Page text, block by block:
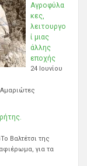
Αγροφύλα
κες,
λειτουργο
ί μιας
άλλης
εποχής
24 Ιουνίου
της
για τα